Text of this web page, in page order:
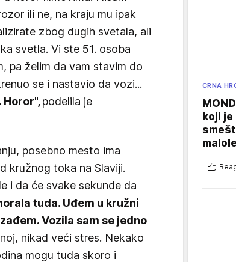
ili ne, na kraju mu ipak
zbog dugih svetala, ali
svetla. Vi ste 51. osoba
pa želim da vam stavim do
se i nastavio da vozi...
Horor",podelila je
posebno mesto ima
kružnog toka na Slaviji.
i da će svake sekunde da
tuda. Uđem u kružni
Vozila sam se jedno
nikad veći stres. Nekako
mogu tuda skoro i
CRNA
koji